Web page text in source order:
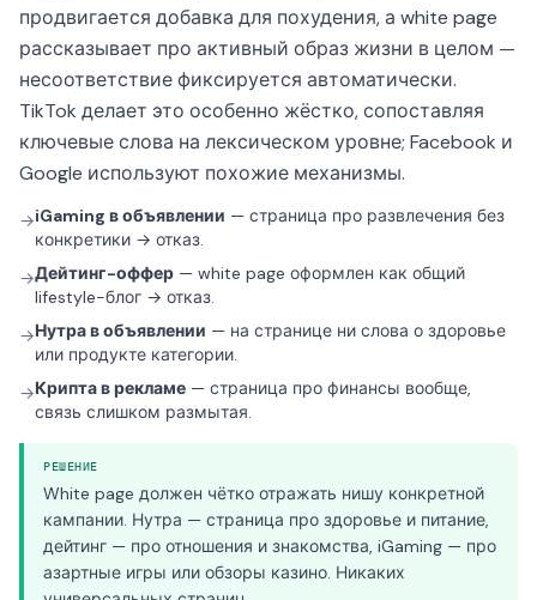
продвигается добавка для похудения, а white page
рассказывает про активный образ жизни в целом —
несоответствие фиксируется автоматически.
TikTok делает это особенно жёстко, сопоставляя
ключевые слова на лексическом уровне; Facebook и
Google используют похожие механизмы.
→iGaming в объявлении — страница про развлечения без
конкретики → отказ.
→Дейтинг-оффер — white page оформлен как общий
lifestyle-блог → отказ.
→Нутра в объявлении — на странице ни слова о здоровье
или продукте категории.
→Крипта в рекламе — страница про финансы вообще,
связь слишком размытая.
РЕШЕНИЕ
White page должен чётко отражать нишу конкретной
кампании. Нутра — страница про здоровье и питание,
дейтинг — про отношения и знакомства, iGaming — про
азартные игры или обзоры казино. Никаких